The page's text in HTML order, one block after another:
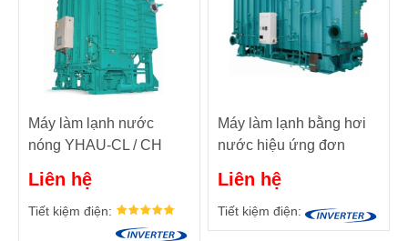
Máy làm lạnh nước
nóng YHAU-CL / CH
nước nóng nhiệt độ thấp
sử dụng nước khử ion
làm chất làm lạnh.
Liên hệ
Tiết kiệm điện:
Máy làm lạnh bằng hơi
nước hiệu ứng đơn
(105 ĐẾN 7.034 mã lực)
Liên hệ
Tiết kiệm điện: